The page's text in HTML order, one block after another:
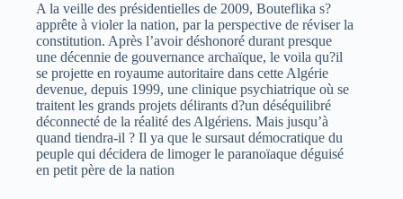
A la veille des présidentielles de 2009, Bouteflika s?
apprête à violer la nation, par la perspective de réviser la
constitution. Après l’avoir déshonoré durant presque
une décennie de gouvernance archaïque, le voila qu?il
se projette en royaume autoritaire dans cette Algérie
devenue, depuis 1999, une clinique psychiatrique où se
traitent les grands projets délirants d?un déséquilibré
déconnecté de la réalité des Algériens. Mais jusqu’à
quand tiendra-il ? Il ya que le sursaut démocratique du
peuple qui décidera de limoger le paranoïaque déguisé
en petit père de la nation